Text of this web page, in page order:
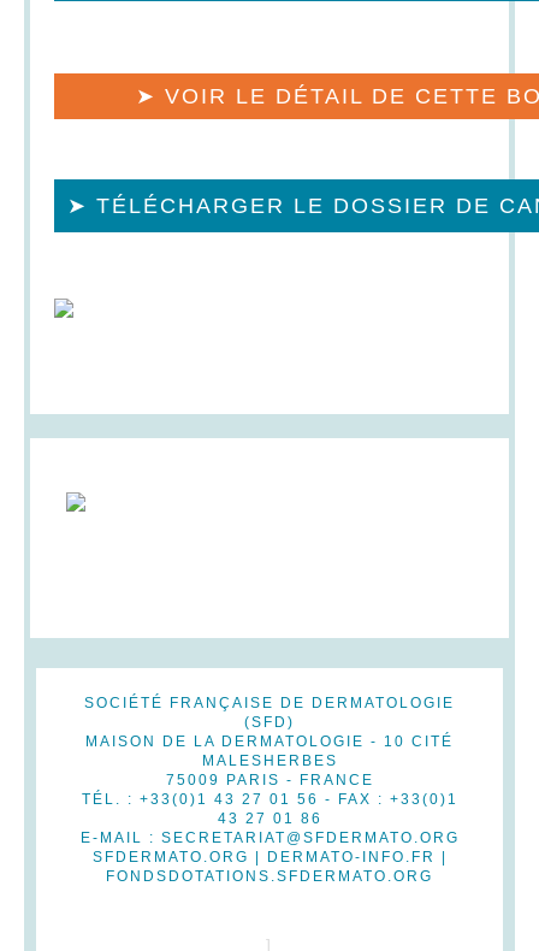
➤ VOIR LE DÉTAIL DE CETTE
➤ TÉLÉCHARGER LE DOSSIER DE
SOCIÉTÉ FRANÇAISE DE DERMATOLOGIE
(SFD)
MAISON DE LA DERMATOLOGIE - 10 CITÉ
MALESHERBES
75009 PARIS - FRANCE
TÉL. : +33(0)1 43 27 01 56 - FAX : +33(0)1
43 27 01 86
E-MAIL : SECRETARIAT@SFDERMATO.ORG
SFDERMATO.ORG | DERMATO-INFO.FR |
FONDSDOTATIONS.SFDERMATO.ORG
]